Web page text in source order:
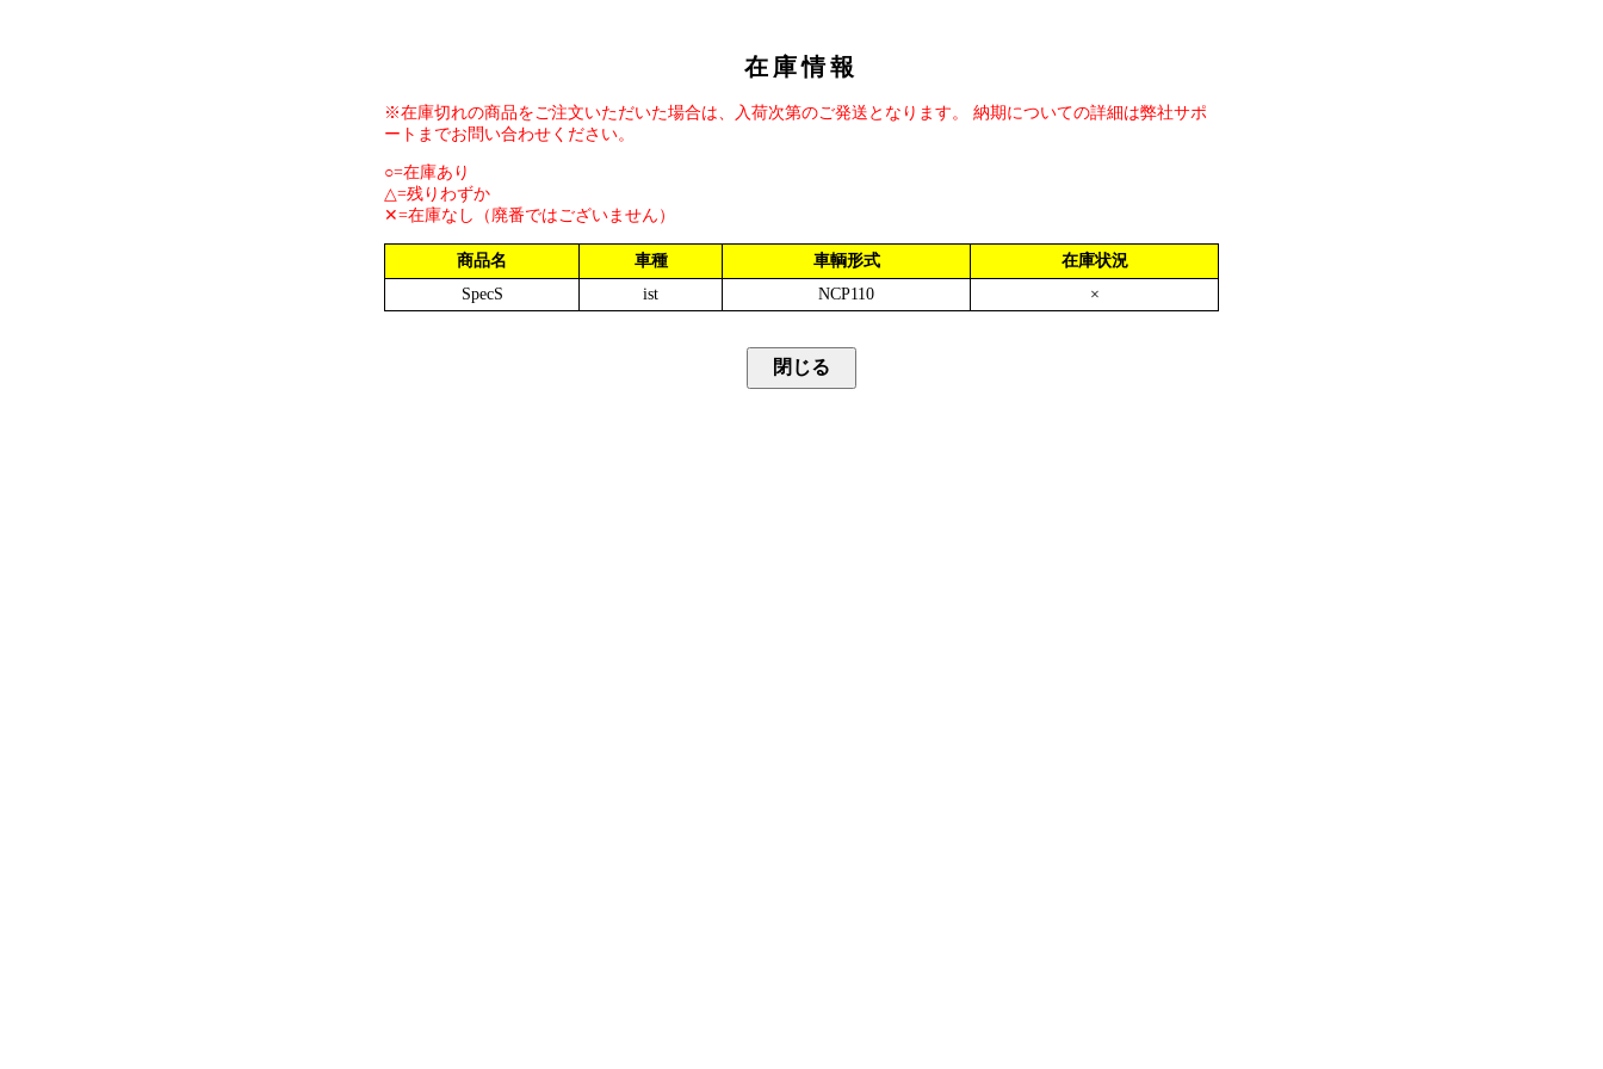
在庫情報
※在庫切れの商品をご注文いただいた場合は、入荷次第のご発送となります。 納期についての詳細は弊社サポ
ートまでお問い合わせください。
○=在庫あり
△=残りわずか
✕=在庫なし（廃番ではございません）
商品名 車種 車輌形式
在庫状況
SpecS
ist NCP110 ×